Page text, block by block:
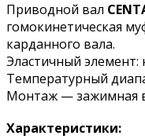
Приводной вал
гомокинетическая
карданного вала.
Эластичный элемент:
Температурный
Монтаж — зажимная
Характеристики: